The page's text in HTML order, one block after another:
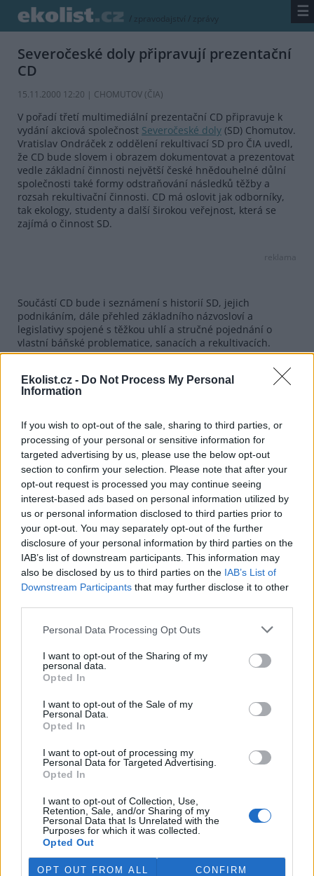
Ekolist.cz - Do Not Process My Personal
Information
If you wish to opt-out of the sale, sharing to third parties, or
processing of your personal or sensitive information for
targeted advertising by us, please use the below opt-out
section to confirm your selection. Please note that after your
opt-out request is processed you may continue seeing
interest-based ads based on personal information utilized by
us or personal information disclosed to third parties prior to
your opt-out. You may separately opt-out of the further
disclosure of your personal information by third parties on the
IAB’s list of downstream participants. This information may
also be disclosed by us to third parties on the IAB’s List of
Downstream Participants that may further disclose it to other
Personal Data Processing Opt Outs
I want to opt-out of the Sharing of my
personal data.
Opted In
I want to opt-out of the Sale of my
Personal Data.
Opted In
I want to opt-out of processing my
Personal Data for Targeted Advertising.
Opted In
I want to opt-out of Collection, Use,
Retention, Sale, and/or Sharing of my
Personal Data that Is Unrelated with the
Purposes for which it was collected.
Opted Out
OPT OUT FROM ALL CONFIRM
/ zpravodajství / zprávy ☰
Severočeské doly připravují prezentační
CD
15.11.2000 12:20 | CHOMUTOV (ČIA)
V pořadí třetí multimediální prezentační CD připravuje k
vydání akciová společnost Severočeské doly (SD) Chomutov.
Vratislav Ondráček z oddělení rekultivací SD pro ČIA uvedl,
že CD bude slovem i obrazem dokumentovat a prezentovat
vedle základní činnosti největší české hnědouhelné důlní
společnosti také formy odstraňování následků těžby a
rozsah rekultivační činnosti. CD má oslovit jak odborníky,
tak ekology, studenty a další širokou veřejnost, která se
zajímá o činnost SD.
reklama
Součástí CD bude i seznámení s historií SD, jejich
podnikáním, dále přehled základního názvosloví a
legislativy spojené s těžkou uhlí a stručné pojednání o
vlastní báňské problematice, sanacích a rekultivacích.
odborníků zČeské zemědělské univerzity, výzkumných
ústavů, archeologů, geologů a dalších odborníků.
reklama
Online diskuse
Redakce Ekolistu vítá čtenářské názory, komentáře a postřehy. Tím,
že zde publikujete svůj příspěvek, se ale zároveň zavazujete
vyhrazuje právo smazat diskusní příspěvěk